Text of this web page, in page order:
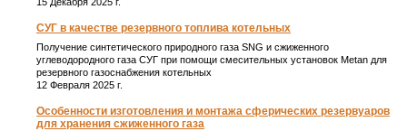
СУГ в качестве резервного топлива котельных
Получение синтетического природного газа SNG и сжиженного
углеводородного газа СУГ при помощи смесительных установок Metan для
резервного газоснабжения котельных
12 Февраля 2025 г.
Особенности изготовления и монтажа сферических резервуаров
для хранения сжиженного газа